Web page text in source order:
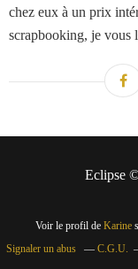
chez eux à un prix
scrapbooking, je vous
Eclipse
Voir le profil de Karine
Signaler un abus
C.G.U.